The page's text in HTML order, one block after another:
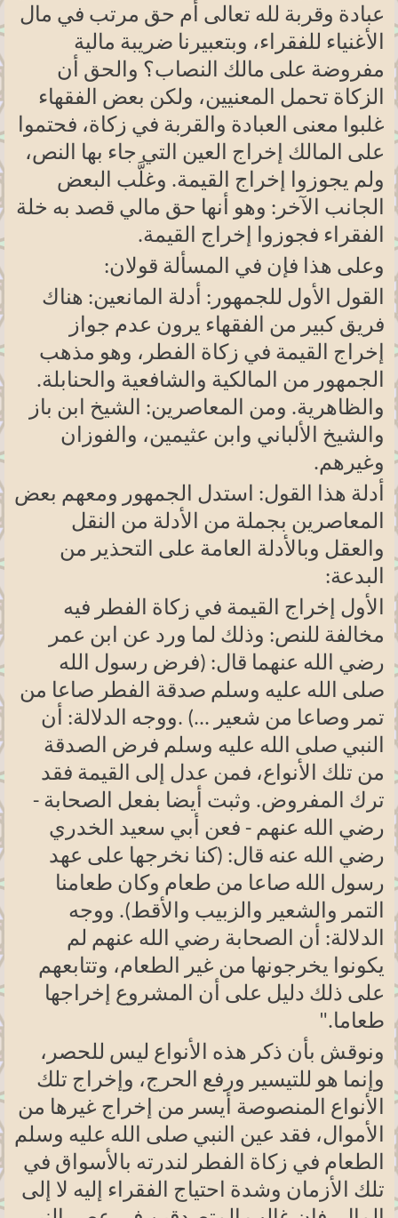
عبادة وقربة لله تعالى أم حق مرتب في مال
الأغنياء للفقراء، وبتعبيرنا ضريبة مالية
مفروضة على مالك النصاب؟ والحق أن
الزكاة تحمل المعنيين، ولكن بعض الفقهاء
غلبوا معنى العبادة والقربة في زكاة، فحتموا
على المالك إخراج العين التي جاء بها النص،
ولم يجوزوا إخراج القيمة. وغلَّب البعض
الجانب الآخر: وهو أنها حق مالي قصد به خلة
الفقراء فجوزوا إخراج القيمة.
وعلى هذا فإن في المسألة قولان:
القول الأول للجمهور: أدلة المانعين: هناك
فريق كبير من الفقهاء يرون عدم جواز
إخراج القيمة في زكاة الفطر، وهو مذهب
الجمهور من المالكية والشافعية والحنابلة.
والظاهرية. ومن المعاصرين: الشيخ ابن باز
والشيخ الألباني وابن عثيمين، والفوزان
وغيرهم.
أدلة هذا القول: استدل الجمهور ومعهم بعض
المعاصرين بجملة من الأدلة من النقل
والعقل وبالأدلة العامة على التحذير من
البدعة:
الأول إخراج القيمة في زكاة الفطر فيه
مخالفة للنص: وذلك لما ورد عن ابن عمر
رضي الله عنهما قال: (فرض رسول الله
صلى الله عليه وسلم صدقة الفطر صاعا من
تمر وصاعا من شعير ...) .ووجه الدلالة: أن
النبي صلى الله عليه وسلم فرض الصدقة
من تلك الأنواع، فمن عدل إلى القيمة فقد
ترك المفروض. وثبت أيضا بفعل الصحابة -
رضي الله عنهم - فعن أبي سعيد الخدري
رضي الله عنه قال: (كنا نخرجها على عهد
رسول الله صاعا من طعام وكان طعامنا
التمر والشعير والزبيب والأقط). ووجه
الدلالة: أن الصحابة رضي الله عنهم لم
يكونوا يخرجونها من غير الطعام، وتتابعهم
على ذلك دليل على أن المشروع إخراجها
طعاما".
ونوقش بأن ذكر هذه الأنواع ليس للحصر،
وإنما هو للتيسير ورفع الحرج، وإخراج تلك
الأنواع المنصوصة أيسر من إخراج غيرها من
الأموال، فقد عين النبي صلى الله عليه وسلم
الطعام في زكاة الفطر لندرته بالأسواق في
تلك الأزمان وشدة احتياج الفقراء إليه لا إلى